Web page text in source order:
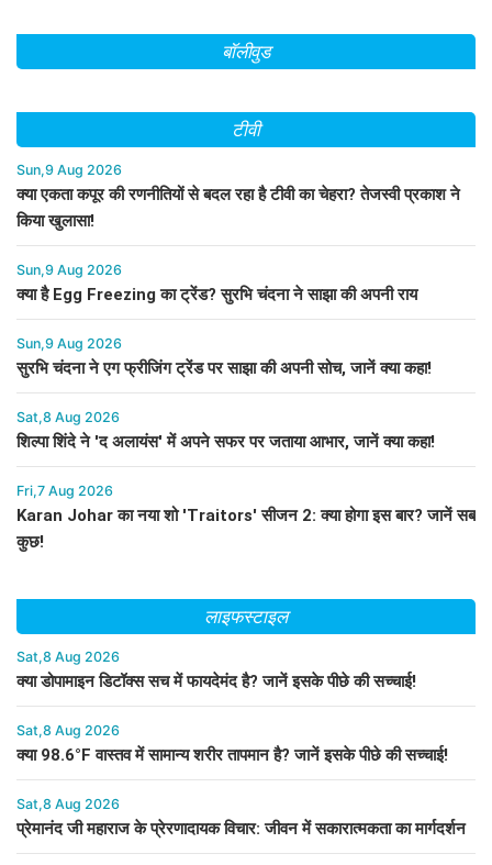
बॉलीवुड
टीवी
Sun,9 Aug 2026
क्या एकता कपूर की रणनीतियों से बदल रहा है टीवी का चेहरा? तेजस्वी प्रकाश ने
किया खुलासा!
Sun,9 Aug 2026
क्या है Egg Freezing का ट्रेंड? सुरभि चंदना ने साझा की अपनी राय
Sun,9 Aug 2026
सुरभि चंदना ने एग फ्रीजिंग ट्रेंड पर साझा की अपनी सोच, जानें क्या कहा!
Sat,8 Aug 2026
शिल्पा शिंदे ने 'द अलायंस' में अपने सफर पर जताया आभार, जानें क्या कहा!
Fri,7 Aug 2026
Karan Johar का नया शो 'Traitors' सीजन 2: क्या होगा इस बार? जानें सब
कुछ!
लाइफस्टाइल
Sat,8 Aug 2026
क्या डोपामाइन डिटॉक्स सच में फायदेमंद है? जानें इसके पीछे की सच्चाई!
Sat,8 Aug 2026
क्या 98.6°F वास्तव में सामान्य शरीर तापमान है? जानें इसके पीछे की सच्चाई!
Sat,8 Aug 2026
प्रेमानंद जी महाराज के प्रेरणादायक विचार: जीवन में सकारात्मकता का मार्गदर्शन